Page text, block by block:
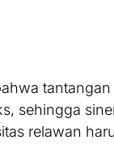
sehingga
relawan